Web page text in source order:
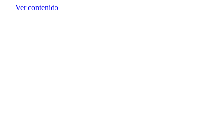
Ver contenido